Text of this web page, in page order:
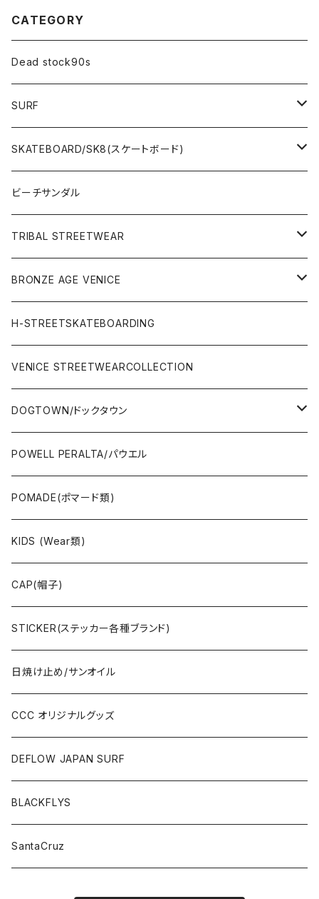
CATEGORY
Dead stock90s
SURF
WetSuits(ウェットスーツ )
Surf Board(サーフボード )
OTHERS(サーフ小物)
WEAR(サーフブランド衣類)
Rhythm(サーフアパレル)
Ripcurl(サーフブランド)
SKATEBOARD/SK8(スケートボード)
CLOTHING(アパレル)
DECK(デッキ)
COMPLETE（完成品）
STREET
SURFSKATE
TRUCK(トラック)
WHEEL(ウィール)
OTHERS(スケボー小物/ステッカー類)
JAYADAMS/ジェイアダムス
ビーチサンダル
TRIBAL STREETWEAR
小物類
SALE
BRONZE AGE VENICE
made in JAPAN
made in USA
H-STREETSKATEBOARDING
VENICE STREETWEARCOLLECTION
DOGTOWN/ドックタウン
WEAR(衣類)
Deck(スケートデッキ)
CAP/HAT(キャップ類)
OTHERS(ドックタウン小物)
POWELL PERALTA/パウエル
POMADE(ポマード類)
KIDS (Wear類)
CAP(帽子)
STICKER(ステッカー各種ブランド)
日焼け止め/サンオイル
CCC オリジナルグッズ
DEFLOW JAPAN SURF
BLACKFLYS
SantaCruz